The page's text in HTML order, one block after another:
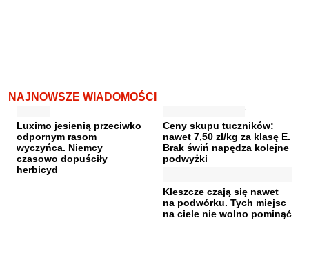
NAJNOWSZE WIADOMOŚCI
Luximo jesienią przeciwko
odpornym rasom
wyczyńca. Niemcy
czasowo dopuściły
herbicyd
Ceny skupu tuczników:
nawet 7,50 zł/kg za klasę E.
Brak świń napędza kolejne
podwyżki
Kleszcze czają się nawet
na podwórku. Tych miejsc
na ciele nie wolno pominąć